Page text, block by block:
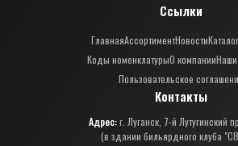
Ссылки
ГлавнаяАссортиментНовости
Коды номенклатурыО компанииНаши
Пользовательское
Контакты
Адрес:г. Луганск, 7-й Лутугинский
(в здании бильярдного клуба